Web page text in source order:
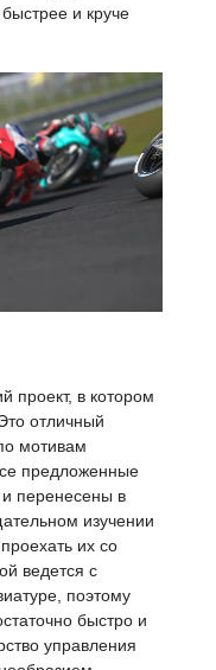
и круче
проект, в котором
отличный
мотивам
предложенные
и перенесены в
изучении
их со
ведется с
поэтому
быстро и
управления